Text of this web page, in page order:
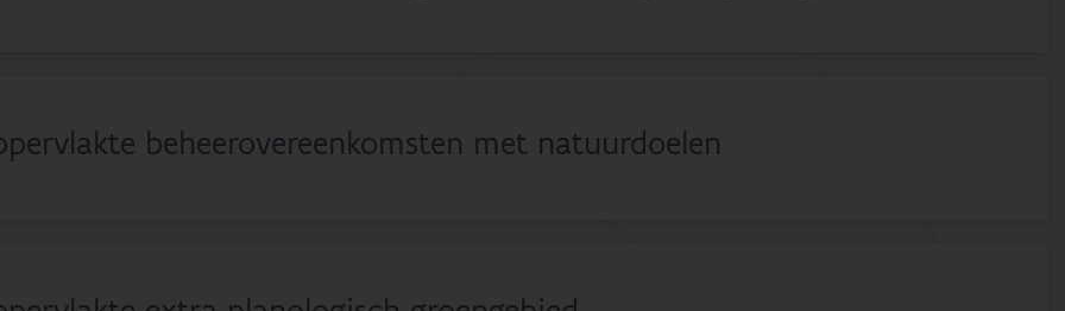
beheerovereenkomsten met natuurdoelen